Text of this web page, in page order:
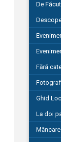
De
Fără
Ghid
La doi
Mâncare